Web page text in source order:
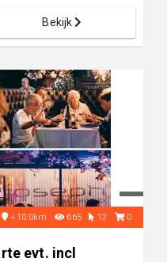
Bekijk
+10.0km 665 12 0
evt. incl